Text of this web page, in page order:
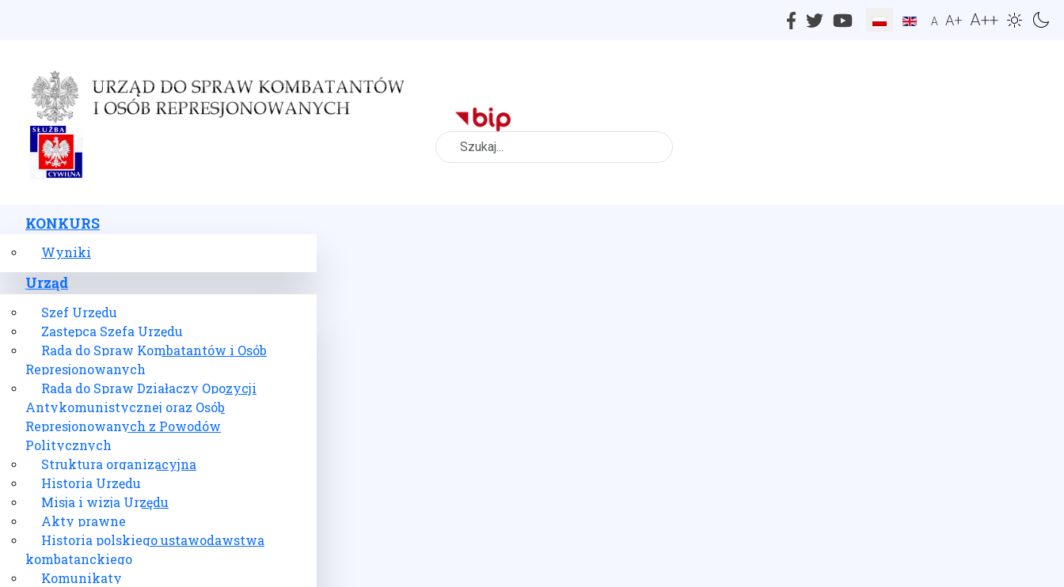
A A+ A++
Szukaj
KONKURS
Wyniki
Urząd
Szef Urzędu
Zastępca Szefa Urzędu
Rada do Spraw Kombatantów i Osób
Represjonowanych
Rada do Spraw Działaczy Opozycji
Antykomunistycznej oraz Osób
Represjonowanych z Powodów
Politycznych
Struktura organizacyjna
Historia Urzędu
Misja i wizja Urzędu
Akty prawne
Historia polskiego ustawodawstwa
kombatanckiego
Komunikaty